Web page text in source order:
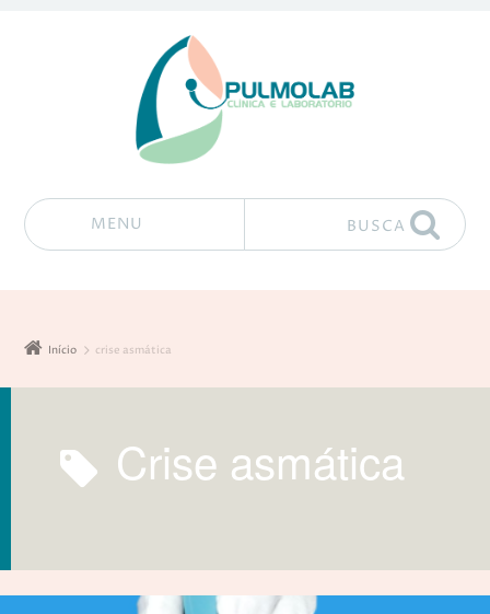
MENU BUSCA
Início crise asmática
crise asmática